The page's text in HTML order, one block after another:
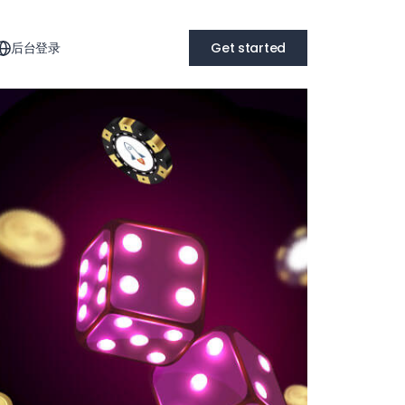
后台登录 Get started